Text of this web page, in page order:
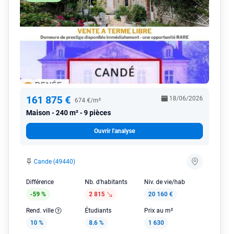
161 875 € 674 €/m²
Maison 240 m² - 9 pièces
18/06/2026
Ouvrir l'analyse
Cande (49440)
Différence
-59 %
Nb. d'habitants
2 815
Niv. de vie/hab
20 160 €
Rend. ville
10 %
Étudiants
8.6 %
Prix au m²
1 630